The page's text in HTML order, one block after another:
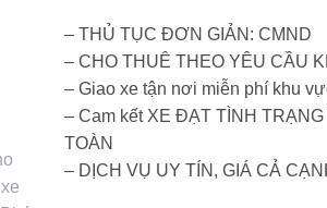
– THỦ TỤC ĐƠN GIẢN: CMND
– CHO THUÊ THEO YÊU CẦU
– Giao xe tận nơi miễn phí khu
– Cam kết XE ĐẠT TÌNH TRẠNG
TOÀN
– DỊCH VỤ UY TÍN, GIÁ CẢ